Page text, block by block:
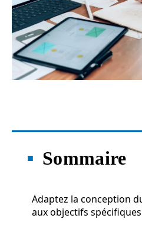
Sommaire
Adaptez la conception
aux objectifs